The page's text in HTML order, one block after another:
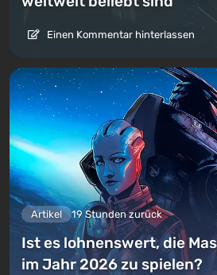
Einen Kommentar hinterlassen
Artikel 19 Stunden zurück
Ist es lohnenswert, die
im Jahr 2026 zu spielen?